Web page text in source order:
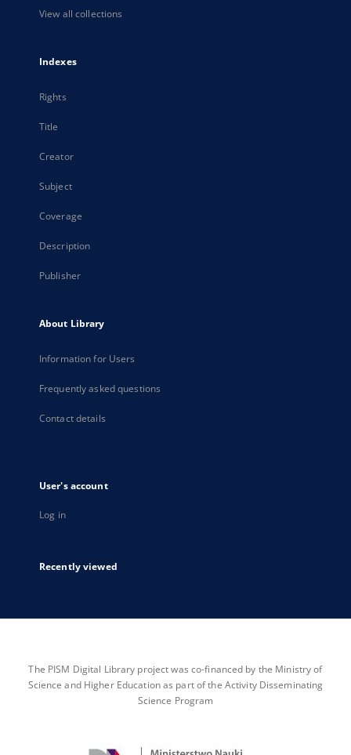
View all collections
Indexes
Rights
Title
Creator
Subject
Coverage
Description
Publisher
About Library
Information for Users
Frequently asked questions
Contact details
User's account
Log in
Recently viewed
The PISM Digital Library project was co-financed by the Ministry of
Science and Higher Education as part of the Activity Disseminating
Science Program